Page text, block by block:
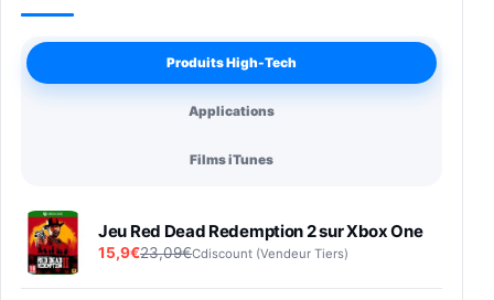
Produits High-Tech
Applications
Films iTunes
Jeu Red Dead Redemption 2 sur Xbox One
15,9€23,09€Cdiscount (Vendeur Tiers)